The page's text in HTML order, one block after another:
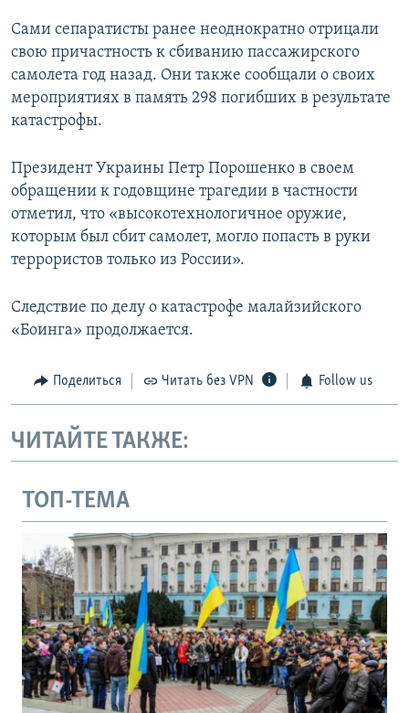
Сами сепаратисты ранее неоднократно отрицали
свою причастность к сбиванию пассажирского
самолета год назад. Они также сообщали о своих
мероприятиях в память 298 погибших в результате
катастрофы.
Президент Украины Петр Порошенко в своем
обращении к годовщине трагедии в частности
отметил, что «высокотехнологичное оружие,
которым был сбит самолет, могло попасть в руки
террористов только из России».
Следствие по делу о катастрофе малайзийского
«Боинга» продолжается.
Поделиться Читать без VPN Follow us
ЧИТАЙТЕ ТАКЖЕ:
ТОП-ТЕМА